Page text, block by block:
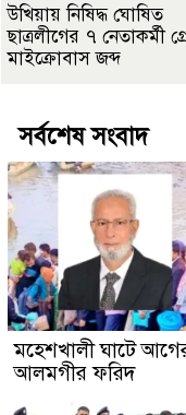
উখিয়ায় নিষিদ্ধ ঘোষিত
ছাত্রলীগের ৭ নেতাকর্মী
মাইক্রোবাস জব্দ
সর্বশেষ সংবাদ
মহেশখালী ঘাটে
আলমগীর ফরিদ